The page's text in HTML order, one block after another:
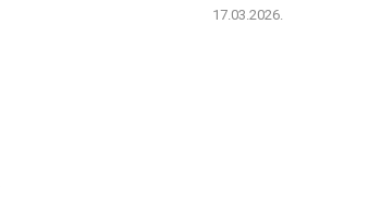
17.03.2026.